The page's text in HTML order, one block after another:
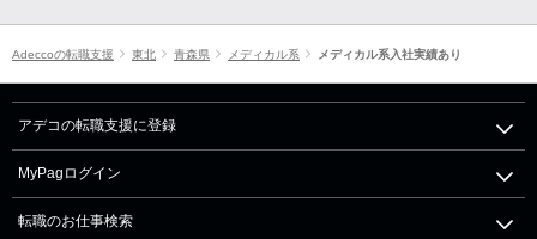
Adeccoの転職支援 東北 青森県 メディカル系 メディカル系入社実績あり
アデコの転職支援に登録
MyPagログイン
転職のお仕事検索